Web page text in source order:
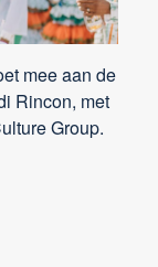
mee aan de
Rincon, met
Group.